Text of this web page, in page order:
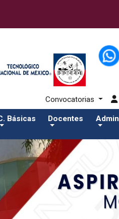
comando:
Convocatorias
Básicas Docentes Admin